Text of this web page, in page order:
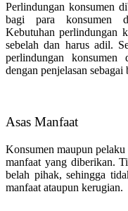
Perlindungan konsumen
bagi para konsumen
Kebutuhan perlindungan
sebelah dan harus adil.
perlindungan
dengan penjelasan sebagai
Asas Manfaat
Konsumen maupun pelaku
manfaat yang diberikan.
belah pihak, sehingga
manfaat ataupun kerugian.